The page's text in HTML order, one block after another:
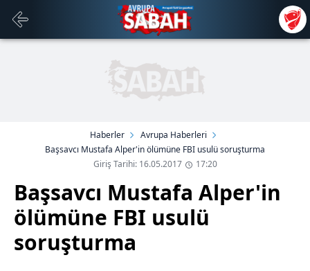
Haberler
Avrupa Haberleri
Başsavcı Mustafa Alper'in ölümüne FBI usulü soruşturma
Giriş Tarihi: 16.05.2017
17:20
Başsavcı Mustafa Alper'in
ölümüne FBI usulü
soruşturma